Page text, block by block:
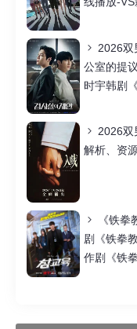
2026双
公室的提
时宇韩剧
2026双
解析、资
《铁拳
剧《铁拳
作剧《铁
影院李星